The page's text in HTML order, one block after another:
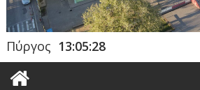
Πύργος 13:05:28